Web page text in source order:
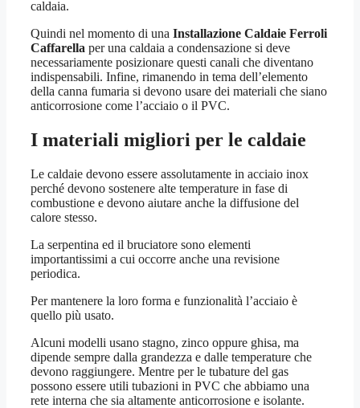
caldaia.
Quindi nel momento di una Installazione Caldaie Ferroli
Caffarella per una caldaia a condensazione si deve
necessariamente posizionare questi canali che diventano
indispensabili. Infine, rimanendo in tema dell’elemento
della canna fumaria si devono usare dei materiali che siano
anticorrosione come l’acciaio o il PVC.
I materiali migliori per le caldaie
Le caldaie devono essere assolutamente in acciaio inox
perché devono sostenere alte temperature in fase di
combustione e devono aiutare anche la diffusione del
calore stesso.
La serpentina ed il bruciatore sono elementi
importantissimi a cui occorre anche una revisione
periodica.
Per mantenere la loro forma e funzionalità l’acciaio è
quello più usato.
Alcuni modelli usano stagno, zinco oppure ghisa, ma
dipende sempre dalla grandezza e dalle temperature che
devono raggiungere. Mentre per le tubature del gas
possono essere utili tubazioni in PVC che abbiamo una
rete interna che sia altamente anticorrosione e isolante.